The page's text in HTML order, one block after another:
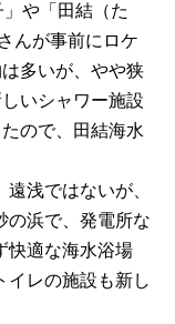
や「田結（た
んが事前にロケ
多いが、やや狭
いシャワー施設
ので、田結海水
浅ではないが、
の浜で、発電所な
快適な海水浴場
イレの施設も新し